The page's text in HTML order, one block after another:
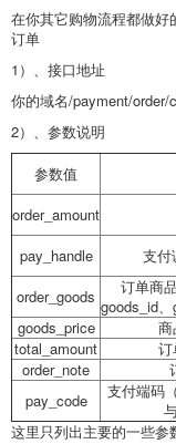
在你其它购物流程都做
订单
1）、接口地址
你的域名/payment/order/
2）、参数说明
参数值
order_amount
pay_handle
支付
order_goods
订单商
goods_id
goods_price
商
total_amount
订
order_note
pay_code
支付端码
这里只列出主要的一些参